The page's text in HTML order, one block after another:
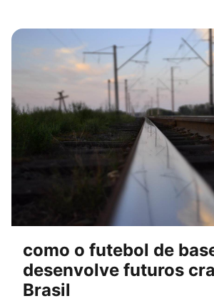
como o futebol de
desenvolve futuros
Brasil